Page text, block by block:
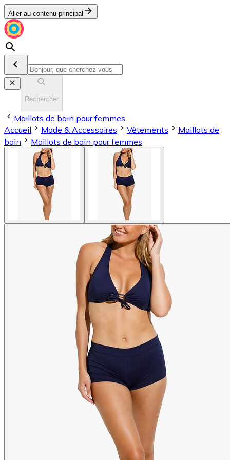
Aller au contenu principal
Rechercher
Maillots de bain pour femmes
Accueil
Mode & Accessoires Vêtements
Maillots de
bain
Maillots de bain pour femmes